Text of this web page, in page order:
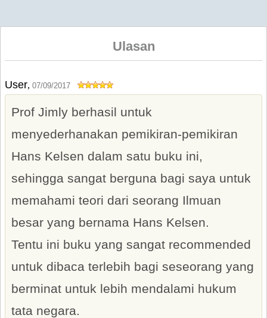
Ulasan
User, 07/09/2017
Prof Jimly berhasil untuk
menyederhanakan pemikiran-pemikiran
Hans Kelsen dalam satu buku ini,
sehingga sangat berguna bagi saya untuk
memahami teori dari seorang Ilmuan
besar yang bernama Hans Kelsen.
Tentu ini buku yang sangat recommended
untuk dibaca terlebih bagi seseorang yang
berminat untuk lebih mendalami hukum
tata negara.